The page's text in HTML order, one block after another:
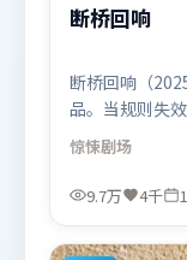
断桥回响
断桥回响（
品。当规则失
择立场与底线
收束。由朴赞
·贾等联袂出演
观看。
惊悚剧场
9.7万 4千